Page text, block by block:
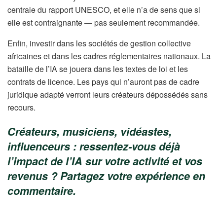
centrale du rapport UNESCO, et elle n’a de sens que si
elle est contraignante — pas seulement recommandée.
Enfin, investir dans les sociétés de gestion collective
africaines et dans les cadres réglementaires nationaux. La
bataille de l’IA se jouera dans les textes de loi et les
contrats de licence. Les pays qui n’auront pas de cadre
juridique adapté verront leurs créateurs dépossédés sans
recours.
Créateurs, musiciens, vidéastes,
influenceurs : ressentez-vous déjà
l’impact de l’IA sur votre activité et vos
revenus ? Partagez votre expérience en
commentaire.